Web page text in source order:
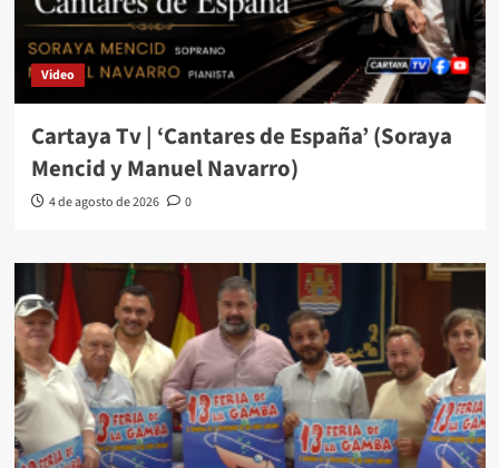
Video
Cartaya Tv | ‘Cantares de España’ (Soraya
Mencid y Manuel Navarro)
4 de agosto de 2026 0